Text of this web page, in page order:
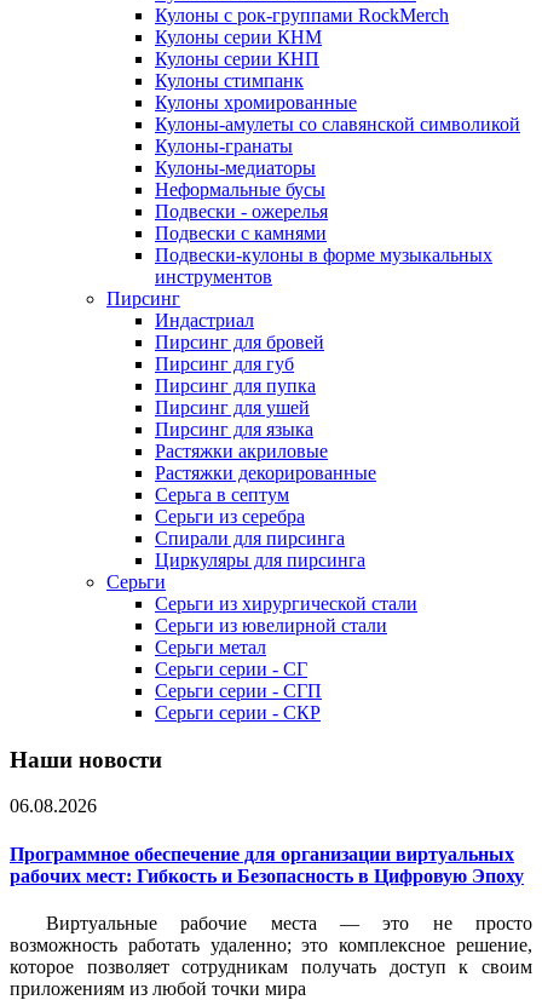
Кулоны с рок-группами RockMerch
Кулоны серии КНМ
Кулоны серии КНП
Кулоны стимпанк
Кулоны хромированные
Кулоны-амулеты со славянской символикой
Кулоны-гранаты
Кулоны-медиаторы
Неформальные бусы
Подвески - ожерелья
Подвески с камнями
Подвески-кулоны в форме музыкальных
инструментов
Пирсинг
Индастриал
Пирсинг для бровей
Пирсинг для губ
Пирсинг для пупка
Пирсинг для ушей
Пирсинг для языка
Растяжки акриловые
Растяжки декорированные
Серьга в септум
Серьги из серебра
Спирали для пирсинга
Циркуляры для пирсинга
Серьги
Серьги из хирургической стали
Серьги из ювелирной стали
Серьги метал
Серьги серии - СГ
Серьги серии - СГП
Серьги серии - СКР
Наши новости
06.08.2026
Программное обеспечение для организации виртуальных
рабочих мест: Гибкость и Безопасность в Цифровую Эпоху
Виртуальные рабочие места — это не просто
возможность работать удаленно; это комплексное решение,
которое позволяет сотрудникам получать доступ к своим
приложениям из любой точки мира